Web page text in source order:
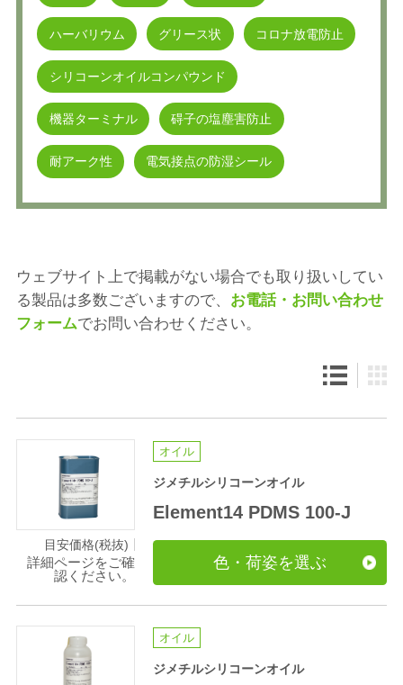
ハーバリウム グリース状 コロナ放電防止
シリコーンオイルコンパウンド
機器ターミナル 碍子の塩塵害防止
耐アーク性 電気接点の防湿シール
ウェブサイト上で掲載がない場合でも取り扱いしてい
る製品は多数ございますので、 お電話・お問い合わせ
フォームでお問い合わせください。
オイル
ジメチルシリコーンオイル
Element14 PDMS 100-J
目安価格(税抜)
詳細ページをご確
認ください。
色・荷姿を選ぶ
オイル
ジメチルシリコーンオイル